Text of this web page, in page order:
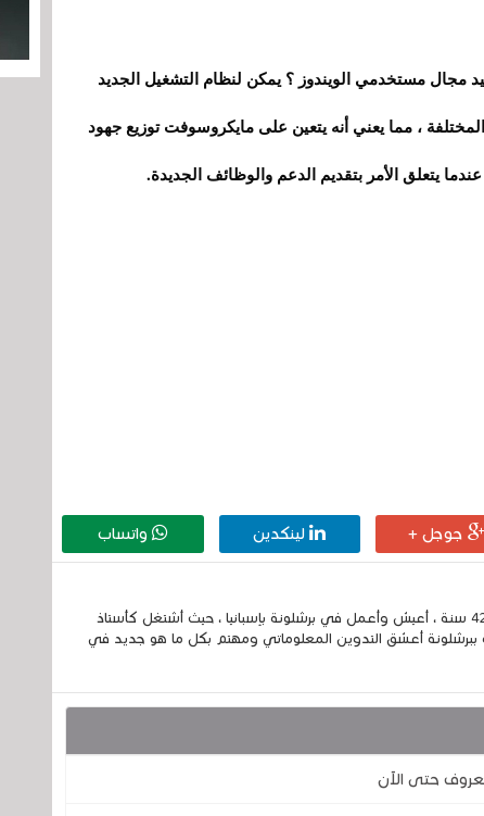
يسمح بتوحيد مجال مستخدمي الويندوز ؟ يمكن لنظام التشغيل الجديد
، مما يعني أنه يتعين على مايكروسوفت توزيع جهود
يتعلق الأمر بتقديم الدعم والوظائف الجديدة.
جوجل + لينكدين واتساب
إسمي الكامل الحسين مزواد ، مغربي الجنسية ، عمري 42 سنة ، أعيش وأعمل في برشلونة بإسبانيا ، حيث أشتغل كأستاذ
ببرشلونة أعشق التدوين المعلوماتي ومهتم بكل ما هو جديد في